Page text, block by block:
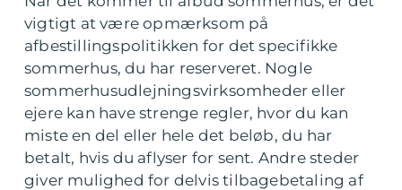
vigtigt at være opmærksom på
afbestillingspolitikken for det specifikke
sommerhus, du har reserveret. Nogle
sommerhusudlejningsvirksomheder eller
ejere kan have strenge regler, hvor du kan
miste en del eller hele det beløb, du har
betalt, hvis du aflyser for sent. Andre steder
giver mulighed for delvis tilbagebetaling af